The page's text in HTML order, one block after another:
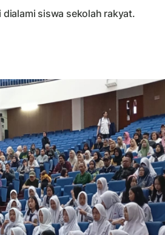
siswa sekolah rakyat.